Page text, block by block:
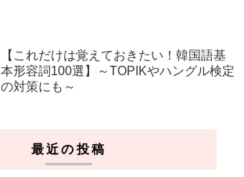
【これだけは覚えておきたい！韓国語基
本形容詞100選】～TOPIKやハングル検定
の対策にも～
最近の投稿